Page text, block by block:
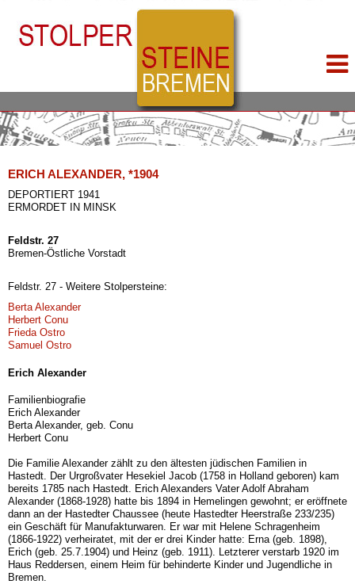
ERICH ALEXANDER, *1904
DEPORTIERT 1941
ERMORDET IN MINSK
Feldstr. 27
Bremen-Östliche Vorstadt
Feldstr. 27 - Weitere Stolpersteine:
Berta Alexander
Herbert Conu
Frieda Ostro
Samuel Ostro
Erich Alexander
Familienbiografie
Erich Alexander
Berta Alexander, geb. Conu
Herbert Conu
Die Familie Alexander zählt zu den ältesten jüdischen Familien in
Hastedt. Der Urgroßvater Hesekiel Jacob (1758 in Holland geboren) kam
bereits 1785 nach Hastedt. Erich Alexanders Vater Adolf Abraham
Alexander (1868-1928) hatte bis 1894 in Hemelingen gewohnt; er eröffnete
dann an der Hastedter Chaussee (heute Hastedter Heerstraße 233/235)
ein Geschäft für Manufakturwaren. Er war mit Helene Schragenheim
(1866-1922) verheiratet, mit der er drei Kinder hatte: Erna (geb. 1898),
Erich (geb. 25.7.1904) und Heinz (geb. 1911). Letzterer verstarb 1920 im
Haus Reddersen, einem Heim für behinderte Kinder und Jugendliche in
Bremen.